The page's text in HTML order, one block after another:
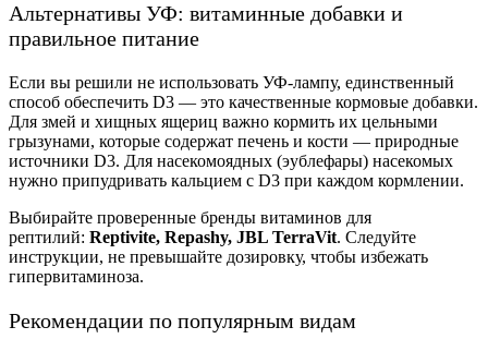
Альтернативы УФ: витаминные добавки и
правильное питание
Если вы решили не использовать УФ-лампу, единственный
способ обеспечить D3 — это качественные кормовые добавки.
Для змей и хищных ящериц важно кормить их цельными
грызунами, которые содержат печень и кости — природные
источники D3. Для насекомоядных (эублефары) насекомых
нужно припудривать кальцием с D3 при каждом кормлении.
Выбирайте проверенные бренды витаминов для
рептилий: Reptivite, Repashy, JBL TerraVit. Следуйте
инструкции, не превышайте дозировку, чтобы избежать
гипервитаминоза.
Рекомендации по популярным видам